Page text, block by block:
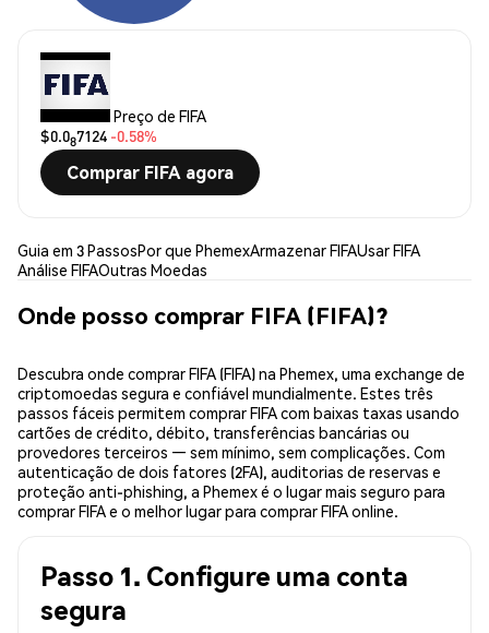
Preço de FIFA
$0.087124 -0.58%
Comprar FIFA agora
Guia em 3 PassosPor que PhemexArmazenar FIFAUsar FIFA
Análise FIFAOutras Moedas
Onde posso comprar FIFA (FIFA)?
Descubra onde comprar FIFA (FIFA) na Phemex, uma exchange de
criptomoedas segura e confiável mundialmente. Estes três
passos fáceis permitem comprar FIFA com baixas taxas usando
cartões de crédito, débito, transferências bancárias ou
provedores terceiros — sem mínimo, sem complicações. Com
autenticação de dois fatores (2FA), auditorias de reservas e
proteção anti-phishing, a Phemex é o lugar mais seguro para
comprar FIFA e o melhor lugar para comprar FIFA online.
Passo 1. Configure uma conta
segura